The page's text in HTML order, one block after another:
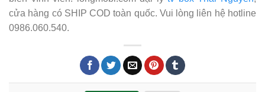
cửa hàng có SHIP COD toàn quốc. Vui lòng liên hệ hotline
0986.060.540.